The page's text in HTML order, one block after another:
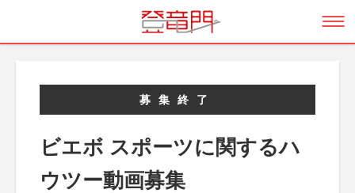
募集終了
ビエボ スポーツに関するハ
ウツー動画募集